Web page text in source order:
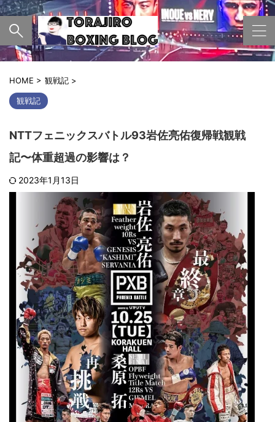
HOME > 観戦記 >
観戦記
NTTフェニックスバトル93岩佐亮佑復帰戦観戦
記〜体重超過の影響は？
2023年1月13日